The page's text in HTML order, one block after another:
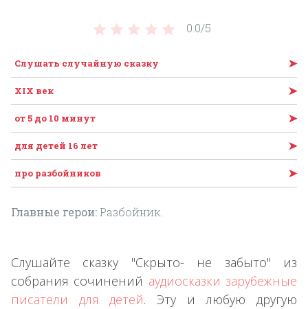
0.0/5
Слушать случайную сказку ➤
XIX век ➤
от 5 до 10 минут ➤
для детей 16 лет ➤
про разбойников ➤
Главные герои: Разбойник.
Слушайте сказку "Скрыто- не забыто" из
собрания сочинений аудиосказки зарубежные
писатели для детей. Эту и любую другую